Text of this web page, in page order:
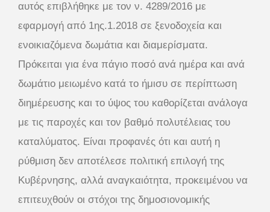
αυτός επιβλήθηκε με τον ν. 4289/2016 με
εφαρμογή από 1ης.1.2018 σε ξενοδοχεία και
ενοικιαζόμενα δωμάτια και διαμερίσματα.
Πρόκειται για ένα πάγιο ποσό ανά ημέρα και ανά
δωμάτιο μειωμένο κατά το ήμισυ σε περίπτωση
διημέρευσης και το ύψος του καθορίζεται ανάλογα
με τις παροχές και τον βαθμό πολυτέλειας του
καταλύματος. Είναι προφανές ότι και αυτή η
ρύθμιση δεν αποτέλεσε πολιτική επιλογή της
Κυβέρνησης, αλλά αναγκαιότητα, προκειμένου να
επιτευχθούν οι στόχοι της δημοσιονομικής